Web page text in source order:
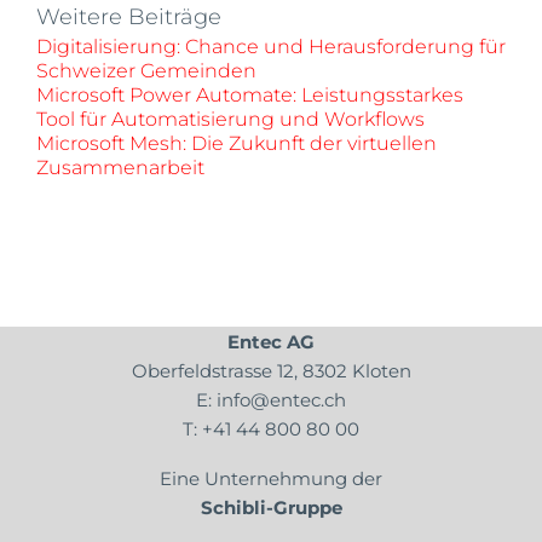
Weitere Beiträge
Digitalisierung: Chance und Herausforderung für
Schweizer Gemeinden
Microsoft Power Automate: Leistungsstarkes
Tool für Automatisierung und Workflows
Microsoft Mesh: Die Zukunft der virtuellen
Zusammenarbeit
Entec AG
Oberfeldstrasse 12, 8302 Kloten
E: info@entec.ch
T: +41 44 800 80 00
Eine Unternehmung der
Schibli-Gruppe